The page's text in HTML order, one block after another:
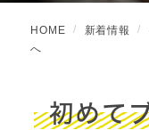
HOME 新着情報
へ
初めて